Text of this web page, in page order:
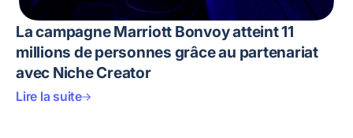
La campagne Marriott Bonvoy atteint 11
millions de personnes grâce au partenariat
avec Niche Creator
Lire la suite